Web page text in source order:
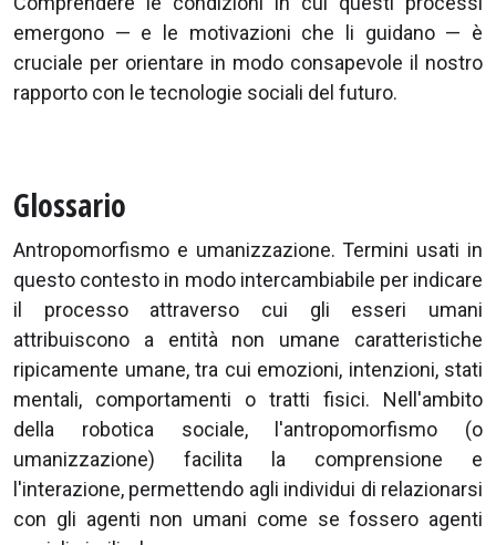
emergono — e le motivazioni che li guidano — è
cruciale per orientare in modo consapevole il nostro
rapporto con le tecnologie sociali del futuro.
Glossario
Antropomorfismo e umanizzazione. Termini usati in
questo contesto in modo intercambiabile per indicare
il processo attraverso cui gli esseri umani
attribuiscono a entità non umane caratteristiche
ripicamente umane, tra cui emozioni, intenzioni, stati
mentali, comportamenti o tratti fisici. Nell'ambito
della robotica sociale, l'antropomorfismo (o
umanizzazione) facilita la comprensione e
l'interazione, permettendo agli individui di relazionarsi
con gli agenti non umani come se fossero agenti